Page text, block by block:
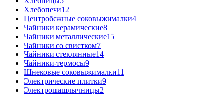
Хлебопечи12
Центробежные соковыжималки4
Чайники керамические8
Чайники металлические15
Чайники со свистком7
Чайники стеклянные14
Чайники-термосы9
Шнековые соковыжималки11
Электрические плитки9
Электрошашлычницы2